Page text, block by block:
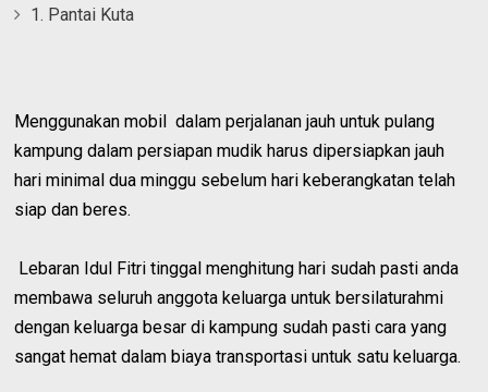
1. Pantai Kuta
Menggunakan mobil dalam perjalanan jauh untuk pulang
kampung dalam persiapan mudik harus dipersiapkan jauh
hari minimal dua minggu sebelum hari keberangkatan telah
siap dan beres.
Lebaran Idul Fitri tinggal menghitung hari sudah pasti anda
membawa seluruh anggota keluarga untuk bersilaturahmi
dengan keluarga besar di kampung sudah pasti cara yang
sangat hemat dalam biaya transportasi untuk satu keluarga.